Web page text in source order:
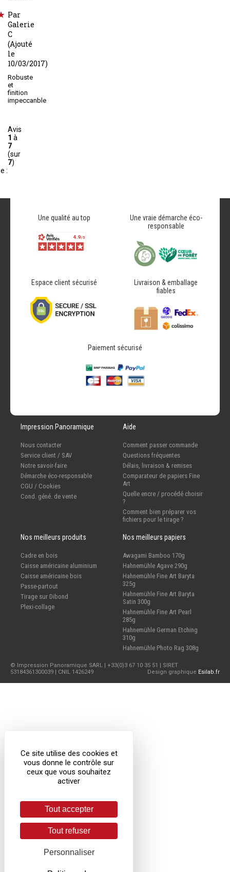
Par
Galerie
C
(Ajouté
le
10/03/2017)
Robuste
et
finition
impeccanble
Avis
1 à
7
(sur
7)
:
Une qualité au top
Une vraie démarche éco-
responsable
Espace client sécurisé
Livraison & emballage
fiables
Paiement sécurisé
Impression Panoramique
Nous contacter
Service client / SAV
Notre savoir-faire
Démarche éco-responsable
CGU / Cookies
Cond. géné. de vente
Aide
Comment passer commande
Questions fréquentes
Délais, livraison & remises
Comparateur de papiers Fine
Art
Quelle encre / procédé choisir
?
Comment bien préparer vos
fichiers pour le tirage ?
Nos meilleurs produits
Cadre en bois
Caisse américaine aluminium
Caisse américaine bois
Passe-partout
Tirage sur Dibond
Plexi-collage
Nos meilleurs papiers
Awagami Bamboo 170g
Hahnemühle Agave 290g
Hahnemühle Fine Art Baryta
325g
Hahnemühle Fine Art Baryta
Satin 300g
Hahnemühle Fine Art Pearl
285g
Hahnemühle German Etching
310g
Hahnemühle Photo Rag 308g
© Impression Panoramique SARL | +33(0)3 67 10 35 51 | SIRET
53184361300039 | CNIL 1426249
Design graphique Esilab.fr
Ce site utilise des cookies et
vous donne le contrôle sur
ceux que vous souhaitez
activer
Tout accepter
Tout refuser
Personnaliser